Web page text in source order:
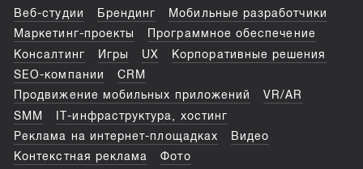
Веб-студии Брендинг
Мобильные разработчики
Маркетинг-проекты
Программное обеспечение
Консалтинг
Игры UX
Корпоративные решения
SEO-компании
CRM
Продвижение мобильных приложений
VR/AR
SMM
IT-инфраструктура, хостинг
Реклама на интернет-площадках
Видео
Контекстная реклама
Фото